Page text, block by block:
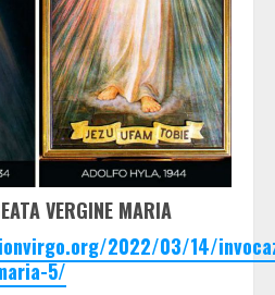
VERGINE MARIA
2022/03/14/
5/